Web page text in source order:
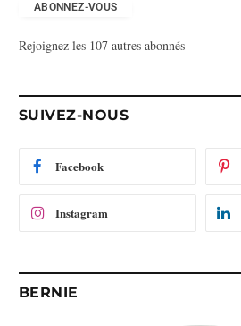
s
m
ABONNEZ-VOUS
Rejoignez les 107 autres abonnés
SUIVEZ-NOUS
Facebook
Instagram
BERNIE